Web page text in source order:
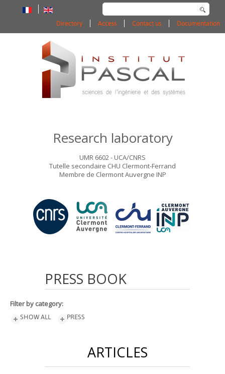
Search
...
Documentation
Contact us
Access
Directory
Research laboratory
UMR 6602 - UCA/CNRS
Tutelle secondaire CHU Clermont-Ferrand
Membre de Clermont Auvergne INP
PRESS BOOK
Filter by category:
SHOW ALL PRESS
ARTICLES